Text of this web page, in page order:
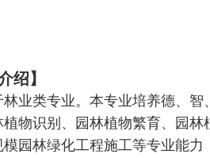
绍】
林业类专业。本专业培养德、
物识别、园林植物繁育、园
模园林绿化工程施工等专业能